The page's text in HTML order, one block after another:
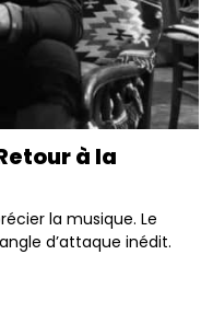
à la
la musique. Le
d’attaque inédit.